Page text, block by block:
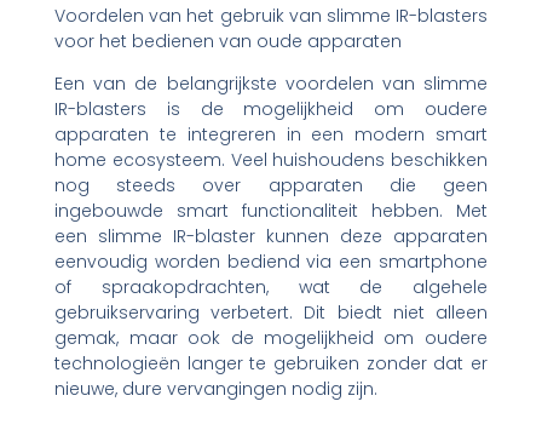
Voordelen van het gebruik van slimme IR-blasters
voor het bedienen van oude apparaten
Een van de belangrijkste voordelen van slimme
IR-blasters is de mogelijkheid om oudere
apparaten te integreren in een modern smart
home ecosysteem. Veel huishoudens beschikken
nog steeds over apparaten die geen
ingebouwde smart functionaliteit hebben. Met
een slimme IR-blaster kunnen deze apparaten
eenvoudig worden bediend via een smartphone
of spraakopdrachten, wat de algehele
gebruikservaring verbetert. Dit biedt niet alleen
gemak, maar ook de mogelijkheid om oudere
technologieën langer te gebruiken zonder dat er
nieuwe, dure vervangingen nodig zijn.